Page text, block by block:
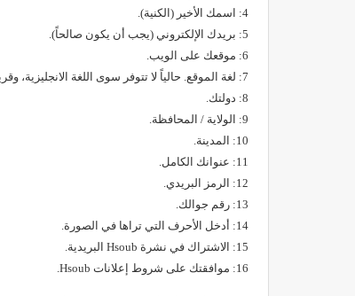
4: اسمك الأخير (الكنية).
5: بريدك الإلكتروني (يجب أن يكون صالحاً).
6: موقعك على الويب.
7: لغة الموقع. حالياً لا تتوفر سوى اللغة الانجليزية، وقريباً ستتوفر العربية.
8: دولتك.
9: الولاية / المحافظة.
10: المدينة.
11: عنوانك الكامل.
12: الرمز البريدي.
13: رقم جوالك.
14: أدخل الأحرف التي تراها في الصورة.
15: الاشتراك في نشرة Hsoub البريدية.
16: موافقتك على شروط إعلانات Hsoub.